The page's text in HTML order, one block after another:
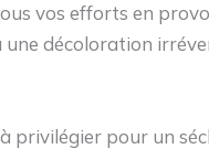
vos efforts en
décoloration
privilégier pour un